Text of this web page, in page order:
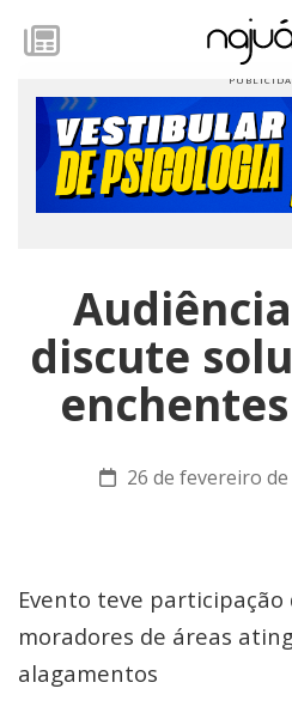
discute
26 de fevereiro
Evento teve
moradores de áreas
alagamentos